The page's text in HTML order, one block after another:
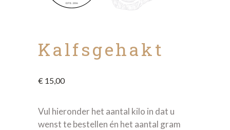
Kalfsgehakt
€ 15,00
Vul hieronder het aantal kilo in dat u
wenst te bestellen én het aantal gram